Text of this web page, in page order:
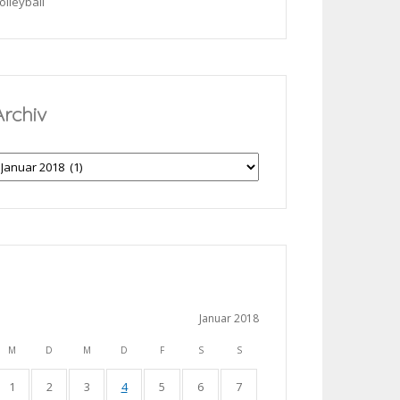
Januar 2018
M D M D F S S
1 2 3 4 5 6 7